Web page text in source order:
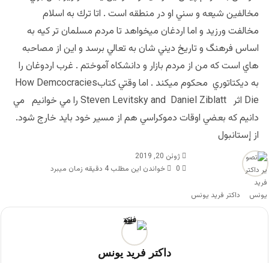
مخالفين شيعه و سني او در منطقه است . اتا ترك به اسلام
مخالفت ورزيد و اما اردغان ميخواهد تا مردم مسلمان تر كيه به
اساس فرهنگ و تاريخ ديني شان به تعالي برسد و اين از مصاحبه
هاي است كه من از مردم بازار و دانشكاه آموختم . غرب اردوغان را
به ديكتاتوري محكوم ميكند . اما وقتي كتابHow Demcocracies
Dieاثر Steven Levitsky and Daniel Ziblatt را مي خوانيم مي
دانيم كه بعضي اوقات دموكراسي هم از مسير خود بايد خارج شود.
از إستانبول
داکتر فرید یونس
ژوئن 20, 2019
0
خواندن این مطلب 4 دقیقه زمان میبرد
داکتر فرید یونس